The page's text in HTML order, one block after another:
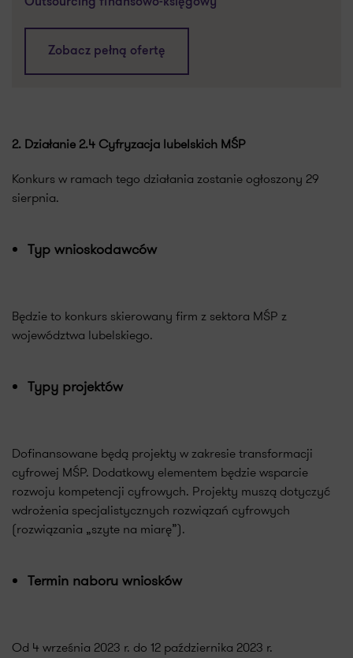
Zobacz pełną ofertę
2. Działanie 2.4 Cyfryzacja lubelskich MŚP
Konkurs w ramach tego działania zostanie ogłoszony 29
sierpnia.
Typ wnioskodawców
Będzie to konkurs skierowany firm z sektora MŚP z
województwa lubelskiego.
Typy projektów
Dofinansowane będą projekty w zakresie transformacji
cyfrowej MŚP. Dodatkowy elementem będzie wsparcie
rozwoju kompetencji cyfrowych. Projekty muszą dotyczyć
wdrożenia specjalistycznych rozwiązań cyfrowych
(rozwiązania „szyte na miarę”).
Termin naboru wniosków
Od 4 września 2023 r. do 12 października 2023 r.